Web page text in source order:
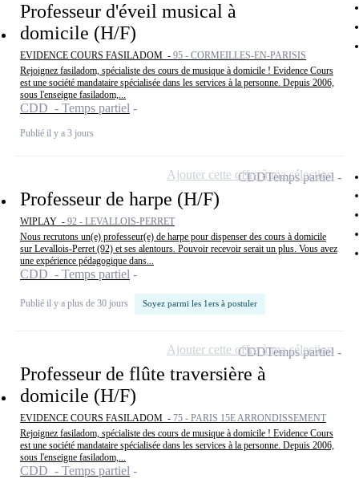
Professeur d'éveil musical à
domicile (H/F)
EVIDENCE COURS FASILADOM - 95 - CORMEILLES-EN-PARISIS
Rejoignez fasiladom, spécialiste des cours de musique à domicile ! Evidence Cours
est une société mandataire spécialisée dans les services à la personne. Depuis 2006,
sous l'enseigne fasiladom,...
CDD - Temps partiel
Publié il y a 3 jours
Professeur de harpe (H/F)
WIPLAY - 92 - LEVALLOIS-PERRET
Nous recrutons un(e) professeur(e) de harpe pour dispenser des cours à domicile
sur Levallois-Perret (92) et ses alentours. Pouvoir recevoir serait un plus. Vous avez
une expérience pédagogique dans...
CDD - Temps partiel
Publié il y a plus de 30 jours Soyez parmi les 1ers à postuler
CDDTemps partiel
Ajouter cette offre à ma sélection
Professeur de flûte traversière à
domicile (H/F)
EVIDENCE COURS FASILADOM - 75 - PARIS 15E ARRONDISSEMENT
Rejoignez fasiladom, spécialiste des cours de musique à domicile ! Evidence Cours
est une société mandataire spécialisée dans les services à la personne. Depuis 2006,
sous l'enseigne fasiladom,...
CDD - Temps partiel
CDDTemps partiel
Ajouter cette offre à ma sélection